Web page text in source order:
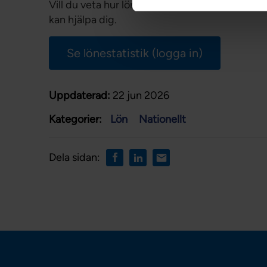
Vill du veta hur lönestatistiken såg ut på din
kan hjälpa dig.
Se lönestatistik (logga in)
Uppdaterad: 22 jun 2026
Kategorier:
Lön Nationellt
Dela sidan: